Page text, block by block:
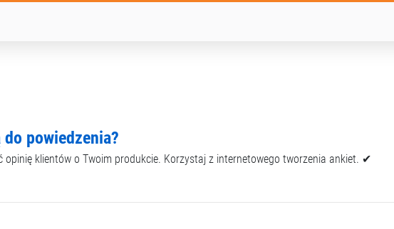
powiedzenia?
klientów o Twoim produkcie. Korzystaj z internetowego tworzenia ankiet. ✔